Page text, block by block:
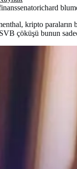
senatorichard
kripto paraların
çöküşü bunun